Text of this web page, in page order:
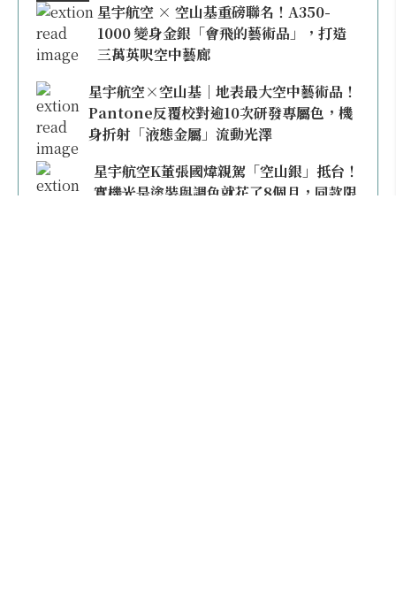
星宇航空 × 空山基重磅聯名！A350-
1000 變身金銀「會飛的藝術品」，打造
三萬英呎空中藝廊
星宇航空×空山基｜地表最大空中藝術品！
Pantone反覆校對逾10次研發專屬色，機
身折射「液態金屬」流動光澤
星宇航空K董張國煒親駕「空山銀」抵台！
實機光是塗裝與調色就花了8個月，同款限